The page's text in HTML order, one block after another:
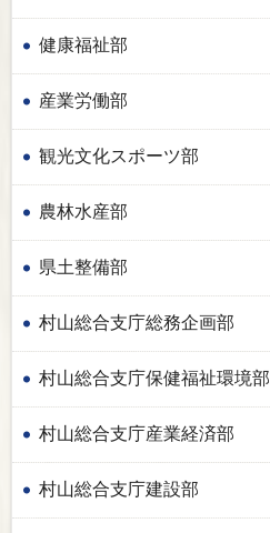
健康福祉部
産業労働部
観光文化スポーツ部
農林水産部
県土整備部
村山総合支庁総務企画部
村山総合支庁保健福祉環境部
村山総合支庁産業経済部
村山総合支庁建設部